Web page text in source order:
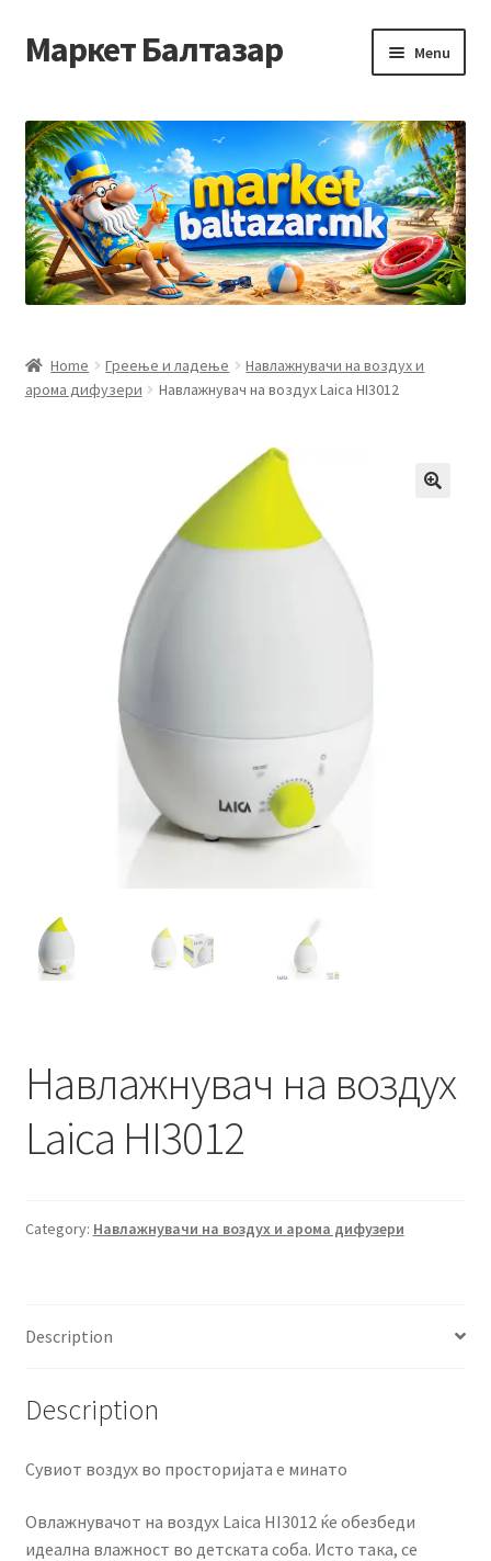
Skip
to
Skip
to
Маркет Балтазар Menu
Checkout
Homepage
Privacy Policy
Контакт
Рекламации и замена на производ
Сите производи
Услови за користење
Home Греење и ладење
Навлажнувачи на воздух и
арома дифузери
Навлажнувач на воздух Laica HI3012
Навлажнувач на воздух
Laica HI3012
Category: Навлажнувачи на воздух и арома дифузери
Description
Description
Сувиот воздух во просторијата е минато
Овлажнувачот на воздух Laica HI3012 ќе обезбеди
идеална влажност во детската соба. Исто така, се